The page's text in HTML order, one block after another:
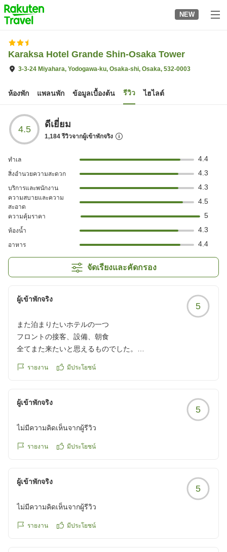
to
top
page
NEW
Karaksa Hotel Grande Shin-Osaka Tower
3-3-24 Miyahara, Yodogawa-ku, Osaka-shi, Osaka, 532-0003
ห้องพัก แพลนพัก ข้อมูลเบื้องต้น รีวิว ไฮไลต์
4.5 ดีเยี่ยม
1,184รีวิวจากผู้เข้าพักจริง
ทำเล 4.4
สิ่งอำนวยความสะดวก 4.3
บริการและพนักงาน 4.3
ความสบายและความ
สะอาด
4.5
ความคุ้มราคา 5
ห้องน้ำ 4.3
อาหาร 4.4
จัดเรียงและคัดกรอง
ผู้เข้าพักจริง
5
また泊まりたいホテルの一つ
フロントの接客、設備、朝食
全てまた来たいと思えるものでした。
バスマットをこまめに取り替える作業は
なかなかできないことだとおもいます。
クチコミの詳細はこちらから
https://review.travel.rakuten.co.jp/hotel/voice/176602?
reviewId=33123478629329
รายงาน มีประโยชน์
ผู้เข้าพักจริง
5
ไม่มีความคิดเห็นจากผู้รีวิว
รายงาน มีประโยชน์
ผู้เข้าพักจริง
5
ไม่มีความคิดเห็นจากผู้รีวิว
รายงาน มีประโยชน์